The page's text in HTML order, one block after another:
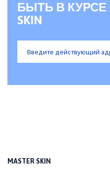
БЫТЬ В КУРСЕ
SKIN
MASTER SKIN